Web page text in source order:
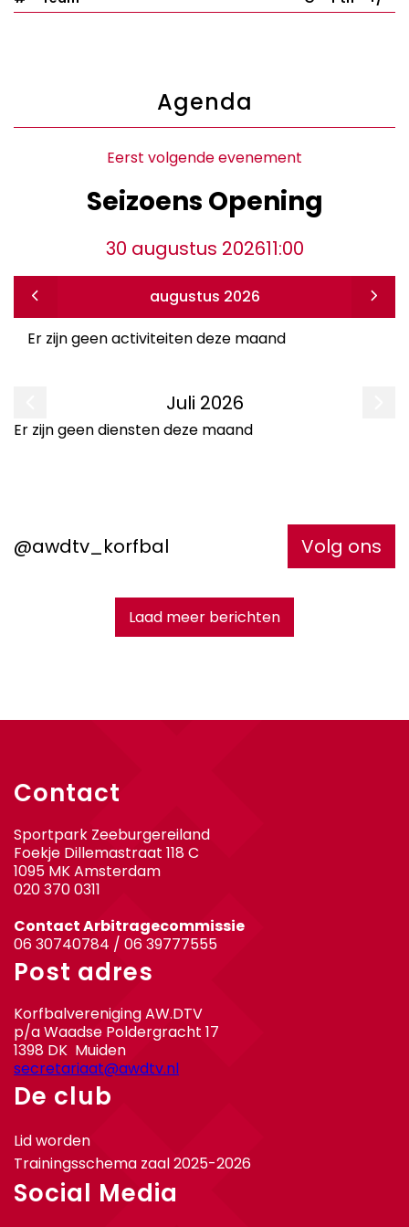
Agenda
Eerst volgende evenement
Seizoens Opening
30 augustus 202611:00
augustus 2026
Er zijn geen activiteiten deze maand
Juli 2026
Er zijn geen diensten deze maand
@awdtv_korfbal Volg ons
Laad meer berichten
Contact
Sportpark Zeeburgereiland
Foekje Dillemastraat 118 C
1095 MK Amsterdam
020 370 0311
Contact Arbitragecommissie
06 30740784 / 06 39777555
Post adres
Korfbalvereniging AW.DTV
p/a Waadse Poldergracht 17
1398 DK Muiden
secretariaat@awdtv.nl
De club
Lid worden
Trainingsschema zaal 2025-2026
Social Media